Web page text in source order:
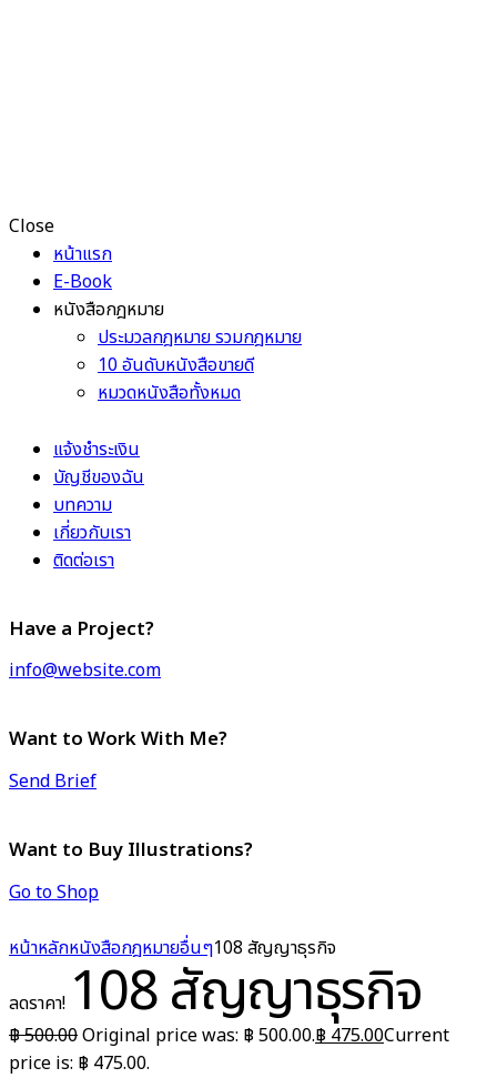
Close
หน้าแรก
E-Book
หนังสือกฎหมาย
ประมวลกฎหมาย รวมกฎหมาย
10 อันดับหนังสือขายดี
หมวดหนังสือทั้งหมด
แจ้งชำระเงิน
บัญชีของฉัน
บทความ
เกี่ยวกับเรา
ติดต่อเรา
Have a Project?
info@website.com
Want to Work With Me?
Send Brief
Want to Buy Illustrations?
Go to Shop
หน้าหลักหนังสือกฎหมายอื่นๆ108 สัญญาธุรกิจ
ลดราคา! 108 สัญญาธุรกิจ
฿500.00Original price was: ฿ 500.00.฿ 475.00Current
price is: ฿ 475.00.